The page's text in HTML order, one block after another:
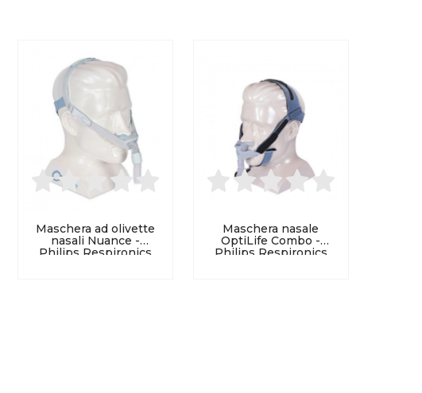
Maschera ad olivette
nasali Nuance -
Philips Respironics
Maschera nasale
OptiLife Combo -
Philips Respironics